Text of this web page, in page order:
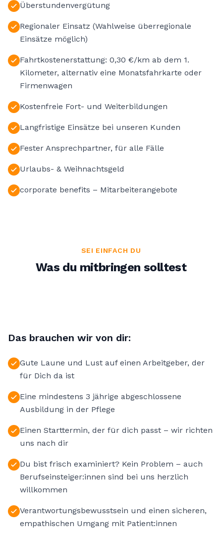
Überstundenvergütung
Regionaler Einsatz (Wahlweise überregionale
Einsätze möglich)
Fahrtkostenerstattung: 0,30 €/km ab dem 1.
Kilometer, alternativ eine Monatsfahrkarte oder
Firmenwagen
Kostenfreie Fort- und Weiterbildungen
Langfristige Einsätze bei unseren Kunden
Fester Ansprechpartner, für alle Fälle
Urlaubs- & Weihnachtsgeld
corporate benefits – Mitarbeiterangebote
SEI EINFACH DU
Was du mitbringen solltest
Das brauchen wir von dir:
Gute Laune und Lust auf einen Arbeitgeber, der
für Dich da ist
Eine mindestens 3 jährige abgeschlossene
Ausbildung in der Pflege
Einen Starttermin, der für dich passt – wir richten
uns nach dir
Du bist frisch examiniert? Kein Problem – auch
Berufseinsteiger:innen sind bei uns herzlich
willkommen
Verantwortungsbewusstsein und einen sicheren,
empathischen Umgang mit Patient:innen